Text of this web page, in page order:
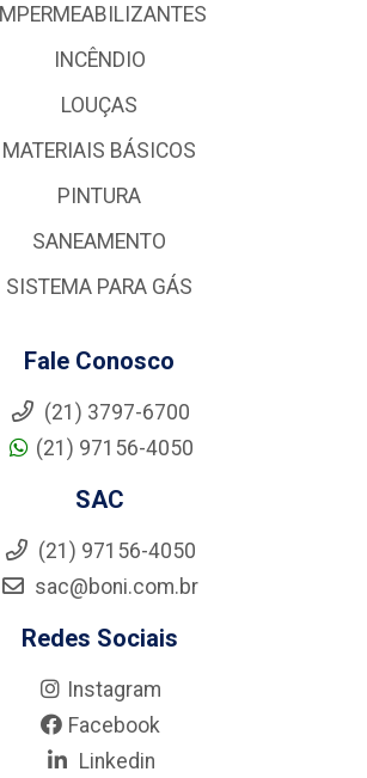
IMPERMEABILIZANTES
INCÊNDIO
LOUÇAS
MATERIAIS BÁSICOS
PINTURA
SANEAMENTO
SISTEMA PARA GÁS
Fale Conosco
(21) 3797-6700
(21) 97156-4050
SAC
(21) 97156-4050
sac@boni.com.br
Redes Sociais
Instagram
Facebook
Linkedin